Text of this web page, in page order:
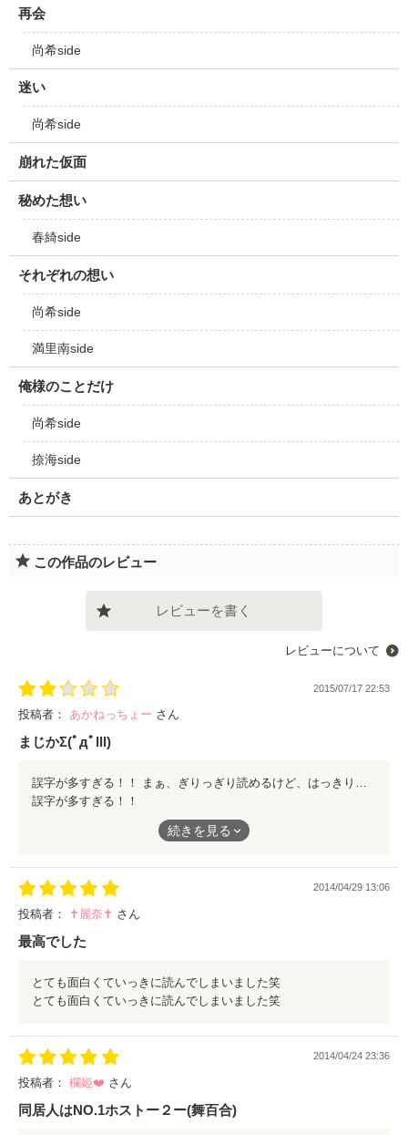
再会
尚希side
迷い
尚希side
崩れた仮面
秘めた想い
春綺side
それぞれの想い
尚希side
満里南side
俺様のことだけ
尚希side
捺海side
あとがき
この作品のレビュー
レビューを書く
レビューについて
2015/07/17 22:53
投稿者： あかねっちょー さん
まじかΣ(ﾟдﾟlll)
誤字が多すぎる！！ まぁ、ぎりっぎり読めるけど、はっきり言うとmistakeしすぎですなw 早く修整いてくだせー!!!!!
誤字が多すぎる！！
まぁ、ぎりっぎり読めるけど、はっきり言うとmistakeしすぎで
続きを見る
2014/04/29 13:06
投稿者： ✝麗奈✝ さん
最高でした
とても面白くていっきに読んでしまいました笑
とても面白くていっきに読んでしまいました笑
2014/04/24 23:36
投稿者： 欄姫❤️ さん
同居人はNO.1ホストー２ー(舞百合)